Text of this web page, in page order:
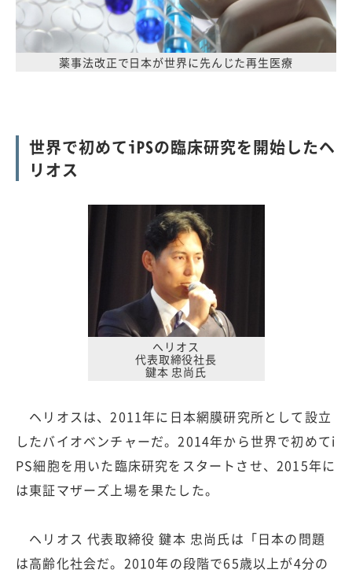
薬事法改正で日本が世界に先んじた再生医療
世界で初めてiPSの臨床研究を開始したヘ
リオス
へリオス
代表取締役社長
鍵本 忠尚氏
ヘリオスは、2011年に日本網膜研究所として設立
したバイオベンチャーだ。2014年から世界で初めてi
PS細胞を用いた臨床研究をスタートさせ、2015年に
は東証マザーズ上場を果たした。
ヘリオス 代表取締役 鍵本 忠尚氏は「日本の問題
は高齢化社会だ。2010年の段階で65歳以上が4分の